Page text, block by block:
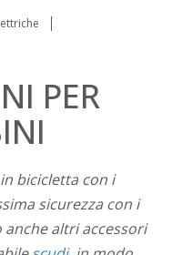
PER
bicicletta con i
sicurezza con i
altri accessori